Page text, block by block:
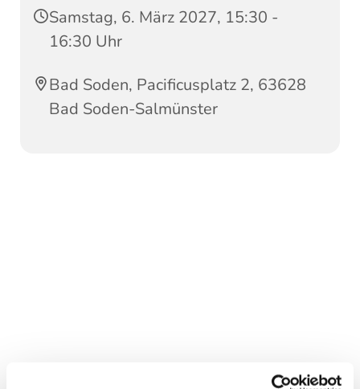
Samstag, 6. März 2027, 15:30 -
16:30 Uhr
Bad Soden, Pacificusplatz 2, 63628
Bad Soden-Salmünster